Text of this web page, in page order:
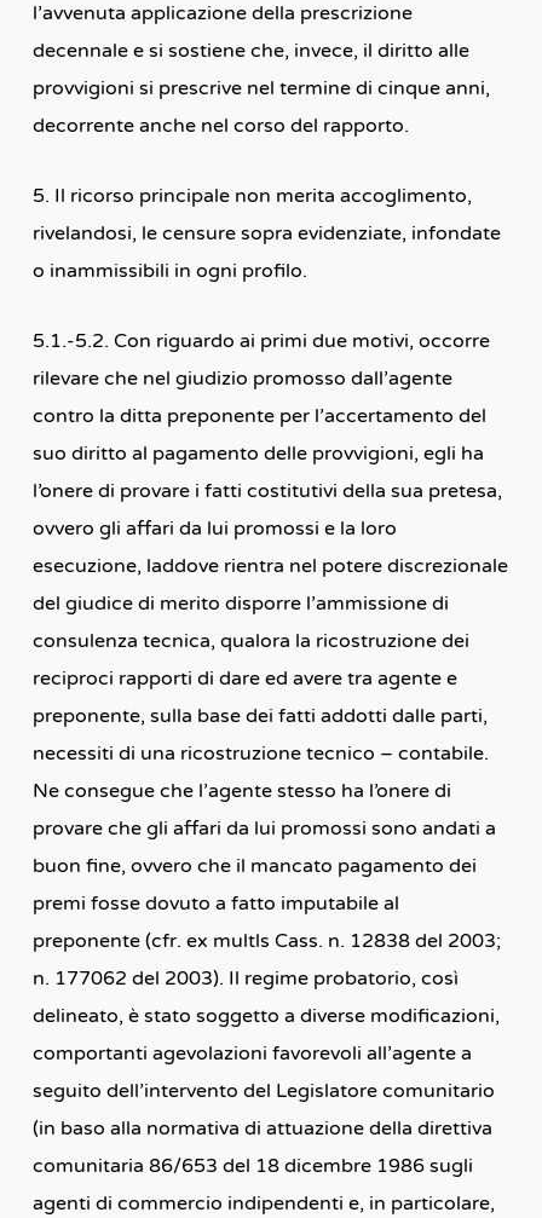
l’avvenuta applicazione della prescrizione
decennale e si sostiene che, invece, il diritto alle
provvigioni si prescrive nel termine di cinque anni,
decorrente anche nel corso del rapporto.
5. Il ricorso principale non merita accoglimento,
rivelandosi, le censure sopra evidenziate, infondate
o inammissibili in ogni profilo.
5.1.-5.2. Con riguardo ai primi due motivi, occorre
rilevare che nel giudizio promosso dall’agente
contro la ditta preponente per l’accertamento del
suo diritto al pagamento delle provvigioni, egli ha
l’onere di provare i fatti costitutivi della sua pretesa,
ovvero gli affari da lui promossi e la loro
esecuzione, laddove rientra nel potere discrezionale
del giudice di merito disporre l’ammissione di
consulenza tecnica, qualora la ricostruzione dei
reciproci rapporti di dare ed avere tra agente e
preponente, sulla base dei fatti addotti dalle parti,
necessiti di una ricostruzione tecnico – contabile.
Ne consegue che l’agente stesso ha l’onere di
provare che gli affari da lui promossi sono andati a
buon fine, ovvero che il mancato pagamento dei
premi fosse dovuto a fatto imputabile al
preponente (cfr. ex multls Cass. n. 12838 del 2003;
n. 177062 del 2003). Il regime probatorio, così
delineato, è stato soggetto a diverse modificazioni,
comportanti agevolazioni favorevoli all’agente a
seguito dell’intervento del Legislatore comunitario
(in baso alla normativa di attuazione della direttiva
comunitaria 86/653 del 18 dicembre 1986 sugli
agenti di commercio indipendenti e, in particolare,